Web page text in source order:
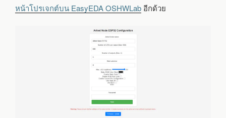
หน้าโปรเจกต์บน EasyEDA OSHWLab อีกด้วย